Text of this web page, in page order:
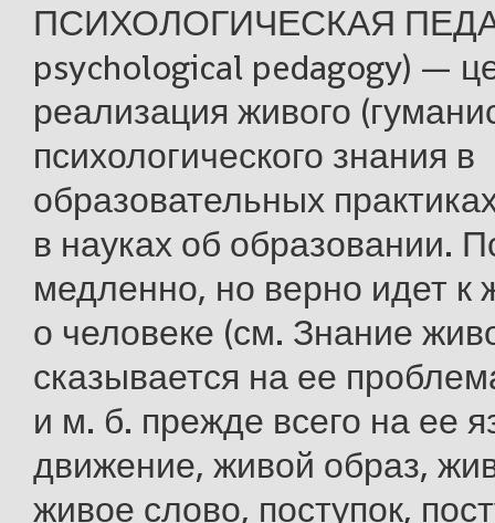
ПСИХОЛОГИЧЕСКАЯ
psychological pedagogy) —
реализация живого
психологического знания в
образовательных
в науках об образовании.
медленно, но верно идет к
о человеке (см. Знание
сказывается на ее
и м. б. прежде всего на ее
движение, живой образ,
живое слово, поступок,